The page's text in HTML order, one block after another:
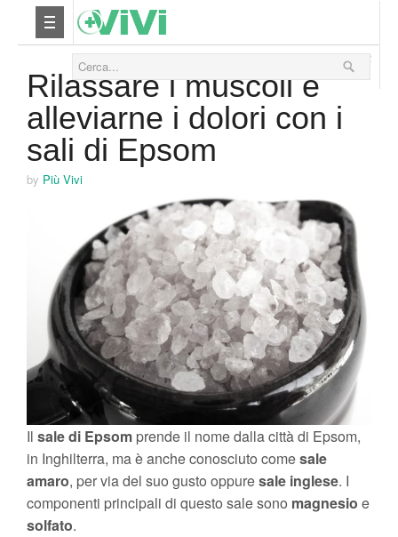
Yoga
Bellezza
Fitness
Relax
Viaggi & Vacanze
12 Giugno 2012
Rilassare i muscoli e
alleviarne i dolori con i
sali di Epsom
by Più Vivi
Il sale di Epsom prende il nome dalla città di Epsom,
in Inghilterra, ma è anche conosciuto comesale
amaro, per via del suo gusto oppuresale inglese. I
componenti principali di questo sale sono magnesio e
solfato.